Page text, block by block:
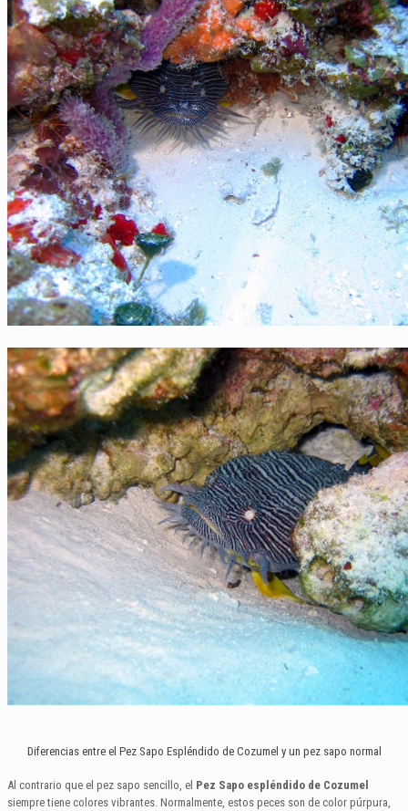
Diferencias entre el Pez Sapo Espléndido de Cozumel y un pez sapo normal
Al contrario que el pez sapo sencillo, el Pez Sapo espléndido de Cozumel
siempre tiene colores vibrantes. Normalmente, estos peces son de color púrpura,